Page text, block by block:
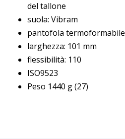
del tallone
suola: Vibram
pantofola termoformabile
larghezza: 101 mm
flessibilità: 110
ISO9523
Peso 1440 g (27)